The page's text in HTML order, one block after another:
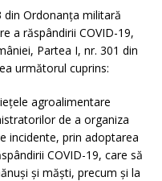
din Ordonanța militară
a răspândirii COVID-19,
Partea I, nr. 301 din
următorul cuprins:
agroalimentare
de a organiza
incidente, prin adoptarea
COVID-19, care să
și măști, precum și la